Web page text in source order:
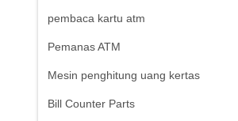
pembaca kartu atm
Pemanas ATM
Mesin penghitung uang kertas
Bill Counter Parts